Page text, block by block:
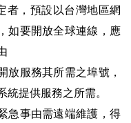
者，預設以台灣地區網
如要開放全球連線，應
放服務其所需之埠號，
統提供服務之所需。
急事由需遠端維護，得